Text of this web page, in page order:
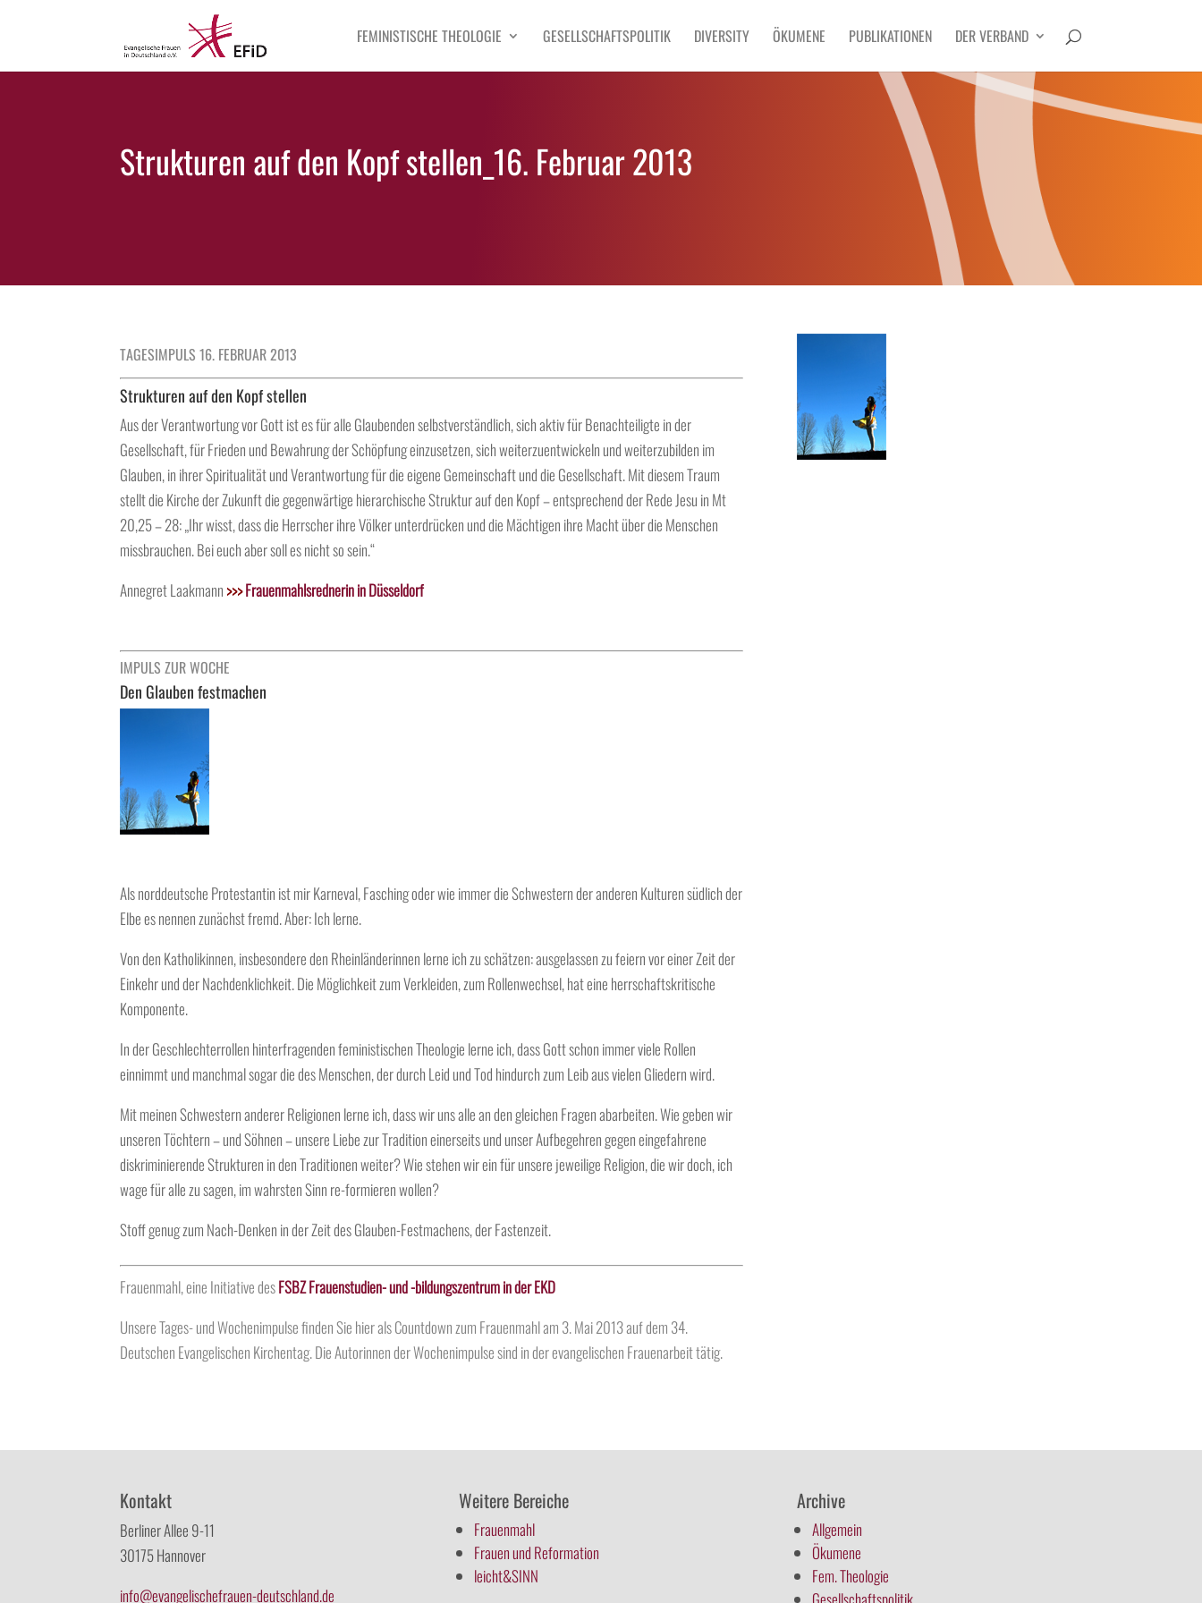
FEMINISTISCHE THEOLOGIE GESELLSCHAFTSPOLITIK DIVERSITY ÖKUMENE PUBLIKATIONEN DER VERBAND
Strukturen auf den Kopf stellen_16. Februar 2013
TAGESIMPULS 16. FEBRUAR 2013
Strukturen auf den Kopf stellen
Aus der Verantwortung vor Gott ist es für alle Glaubenden selbstverständlich, sich aktiv für Benachteiligte in der
Gesellschaft, für Frieden und Bewahrung der Schöpfung einzusetzen, sich weiterzuentwickeln und weiterzubilden im
Glauben, in ihrer Spiritualität und Verantwortung für die eigene Gemeinschaft und die Gesellschaft. Mit diesem Traum
stellt die Kirche der Zukunft die gegenwärtige hierarchische Struktur auf den Kopf – entsprechend der Rede Jesu in Mt
20,25 – 28: „Ihr wisst, dass die Herrscher ihre Völker unterdrücken und die Mächtigen ihre Macht über die Menschen
missbrauchen. Bei euch aber soll es nicht so sein.“
Annegret Laakmann >>>Frauenmahlsrednerin in Düsseldorf
IMPULS ZUR WOCHE
Den Glauben festmachen
Als norddeutsche Protestantin ist mir Karneval, Fasching oder wie immer die Schwestern der anderen Kulturen südlich der
Elbe es nennen zunächst fremd. Aber: Ich lerne.
Von den Katholikinnen, insbesondere den Rheinländerinnen lerne ich zu schätzen: ausgelassen zu feiern vor einer Zeit der
Einkehr und der Nachdenklichkeit. Die Möglichkeit zum Verkleiden, zum Rollenwechsel, hat eine herrschaftskritische
Komponente.
In der Geschlechterrollen hinterfragenden feministischen Theologie lerne ich, dass Gott schon immer viele Rollen
einnimmt und manchmal sogar die des Menschen, der durch Leid und Tod hindurch zum Leib aus vielen Gliedern wird.
Mit meinen Schwestern anderer Religionen lerne ich, dass wir uns alle an den gleichen Fragen abarbeiten. Wie geben wir
unseren Töchtern – und Söhnen – unsere Liebe zur Tradition einerseits und unser Aufbegehren gegen eingefahrene
diskriminierende Strukturen in den Traditionen weiter? Wie stehen wir ein für unsere jeweilige Religion, die wir doch, ich
wage für alle zu sagen, im wahrsten Sinn re-formieren wollen?
Stoff genug zum Nach-Denken in der Zeit des Glauben-Festmachens, der Fastenzeit.
Frauenmahl, eine Initiative desFSBZ Frauenstudien- und -bildungszentrum in der EKD
Unsere Tages- und Wochenimpulse finden Sie hier als Countdown zum Frauenmahl am 3. Mai 2013 auf dem 34.
Deutschen Evangelischen Kirchentag. DieAutorinnender Wochenimpulse sind in der evangelischen Frauenarbeit tätig.
Kontakt
Berliner Allee 9-11
30175 Hannover
info@evangelischefrauen-deutschland.de
Weitere Bereiche
Frauenmahl
Frauen und Reformation
leicht&SINN
Archive
Allgemein
Ökumene
Fem. Theologie